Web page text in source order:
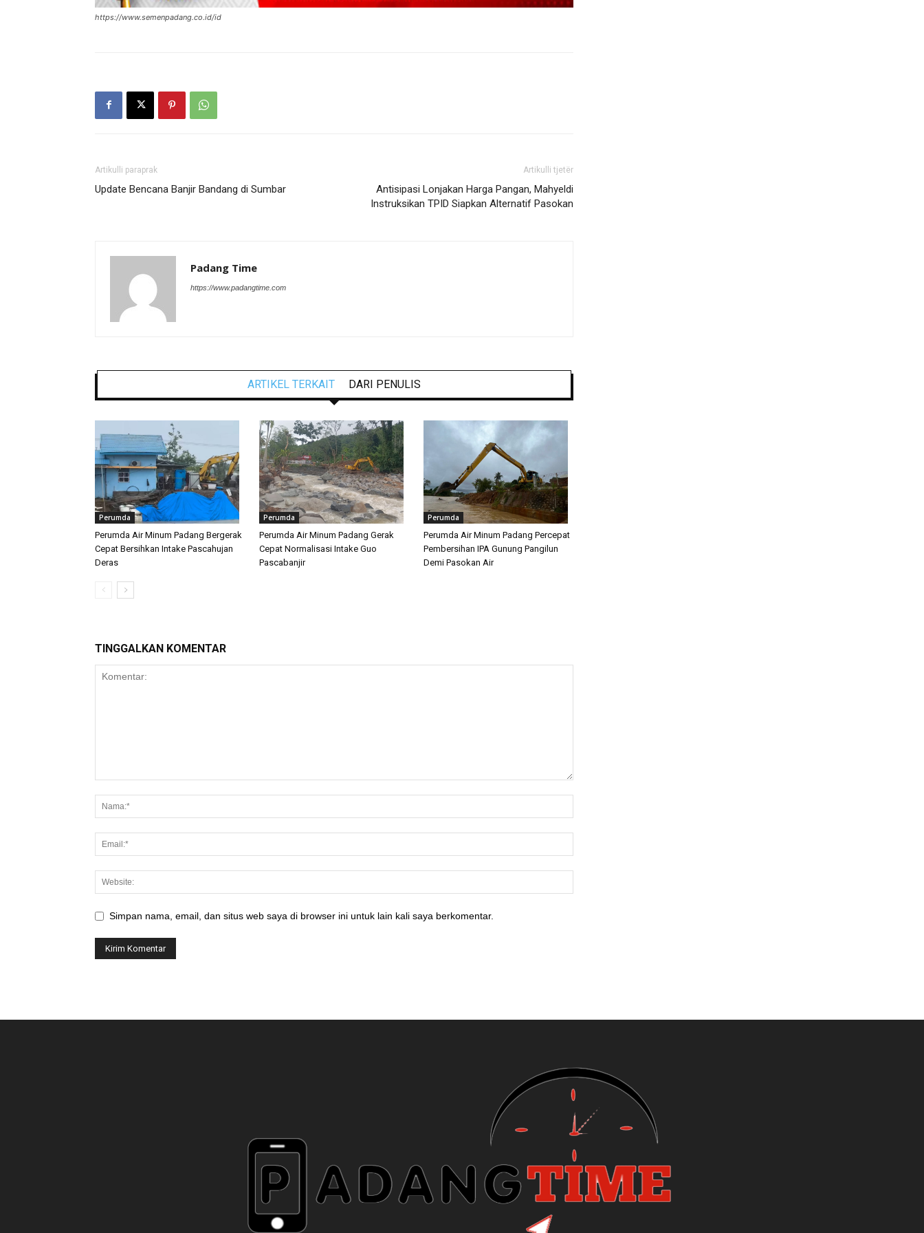
https://www.semenpadang.co.id/id
Artikulli paraprak
Update Bencana Banjir Bandang di Sumbar
Artikulli tjetër
Antisipasi Lonjakan Harga Pangan, Mahyeldi
Instruksikan TPID Siapkan Alternatif Pasokan
Padang Time
https://www.padangtime.com
ARTIKEL TERKAIT DARI PENULIS
Perumda
Perumda Air Minum Padang Bergerak
Cepat Bersihkan Intake Pascahujan
Deras
Perumda
Perumda Air Minum Padang Gerak
Cepat Normalisasi Intake Guo
Pascabanjir
Perumda
Perumda Air Minum Padang Percepat
Pembersihan IPA Gunung Pangilun
Demi Pasokan Air
TINGGALKAN KOMENTAR
Simpan nama, email, dan situs web saya di browser ini untuk lain kali saya berkomentar.